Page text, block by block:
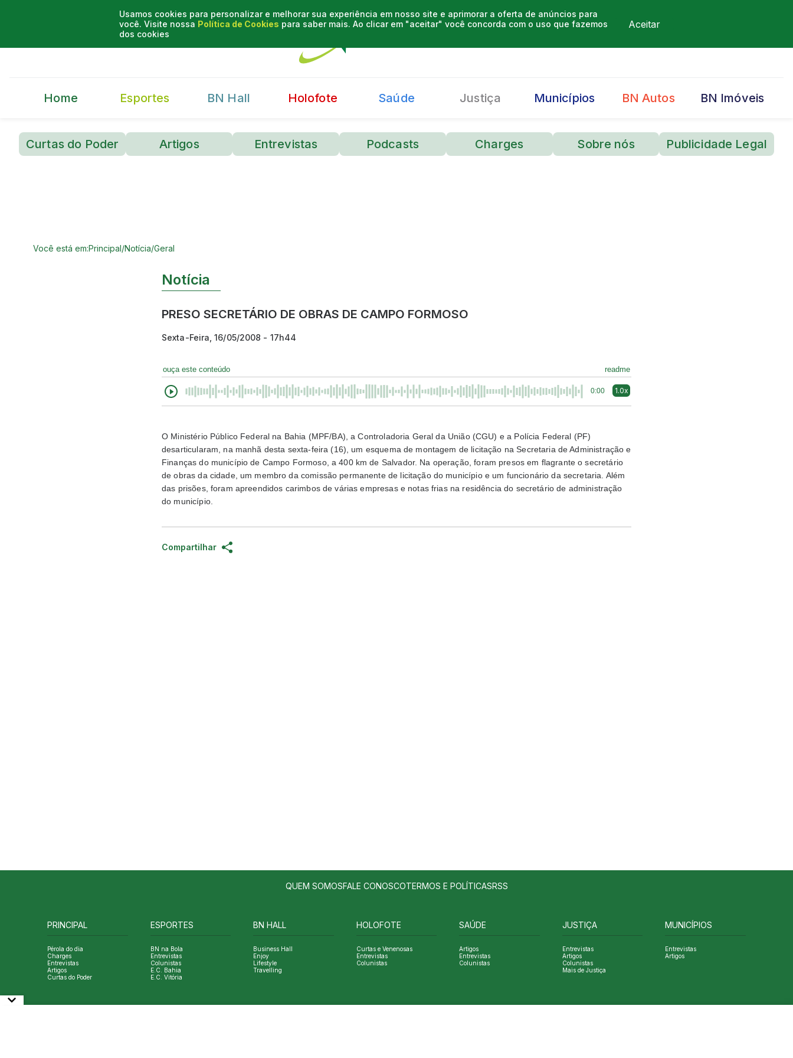
Usamos cookies para personalizar e melhorar sua experiência em nosso site e aprimorar a oferta de anúncios para
você. Visite nossa Política de Cookies para saber mais. Ao clicar em "aceitar" você concorda com o uso que fazemos
dos cookies
Aceitar
Home Esportes BN Hall Holofote Saúde Justiça Municípios BN Autos BN Imóveis
Curtas do Poder Artigos Entrevistas Podcasts Charges Sobre nós Publicidade Legal
Você está em:Principal/Notícia/Geral
Notícia
PRESO SECRETÁRIO DE OBRAS DE CAMPO FORMOSO
Sexta-Feira, 16/05/2008 - 17h44
ouça este conteúdo readme
0:00 1.0x
O Ministério Público Federal na Bahia (MPF/BA), a Controladoria Geral da União (CGU) e a Polícia Federal (PF)
desarticularam, na manhã desta sexta-feira (16), um esquema de montagem de licitação na Secretaria de Administração e
Finanças do município de Campo Formoso, a 400 km de Salvador. Na operação, foram presos em flagrante o secretário
de obras da cidade, um membro da comissão permanente de licitação do município e um funcionário da secretaria. Além
das prisões, foram apreendidos carimbos de várias empresas e notas frias na residência do secretário de administração
do município.
Compartilhar
QUEM SOMOSFALE CONOSCOTERMOS E POLÍTICASRSS
PRINCIPAL
Pérola do dia
Charges
Entrevistas
Artigos
Curtas do Poder
ESPORTES
BN na Bola
Entrevistas
Colunistas
E.C. Bahia
E.C. Vitória
BN HALL
Business Hall
Enjoy
Lifestyle
Travelling
HOLOFOTE
Curtas e Venenosas
Entrevistas
Colunistas
SAÚDE
Artigos
Entrevistas
Colunistas
JUSTIÇA
Entrevistas
Artigos
Colunistas
Mais de Justiça
MUNICÍPIOS
Entrevistas
Artigos